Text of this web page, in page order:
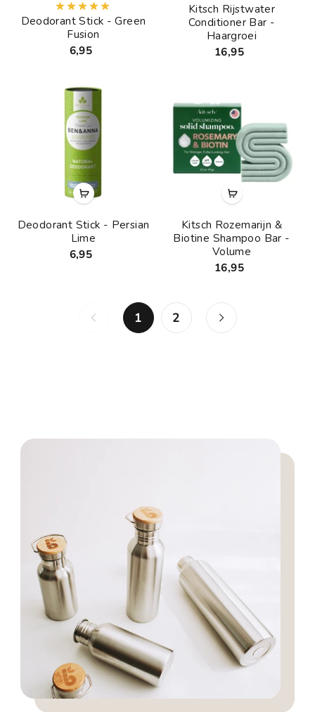
Deodorant Stick - Green
Fusion
6,95
Kitsch Rijstwater
Conditioner Bar -
Haargroei
16,95
Deodorant Stick - Persian
Lime
6,95
Kitsch Rozemarijn &
Biotine Shampoo Bar -
Volume
16,95
1 2